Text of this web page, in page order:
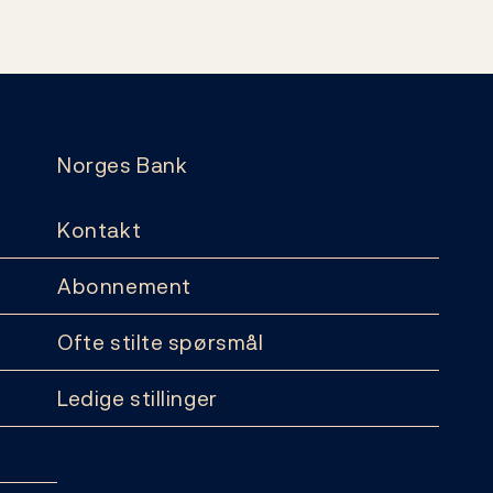
Norges Bank
Kontakt
Abonnement
Ofte stilte spørsmål
Ledige stillinger